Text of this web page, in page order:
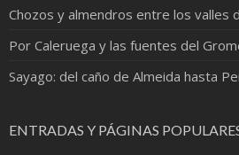
Chozos y almendros entre los valles
Por Caleruega y las fuentes del
Sayago: del caño de Almeida hasta
ENTRADAS Y PÁGINAS